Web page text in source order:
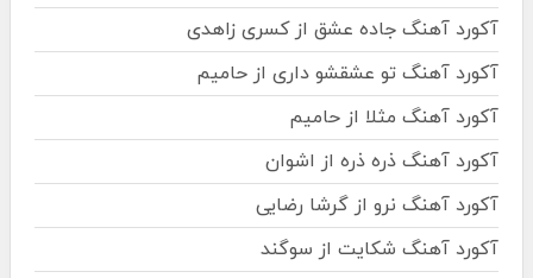
آکورد آهنگ جاده عشق از کسری زاهدی
آکورد آهنگ تو عشقشو داری از حامیم
آکورد آهنگ مثلا از حامیم
آکورد آهنگ ذره ذره از اشوان
آکورد آهنگ نرو از گرشا رضایی
آکورد آهنگ شکایت از سوگند